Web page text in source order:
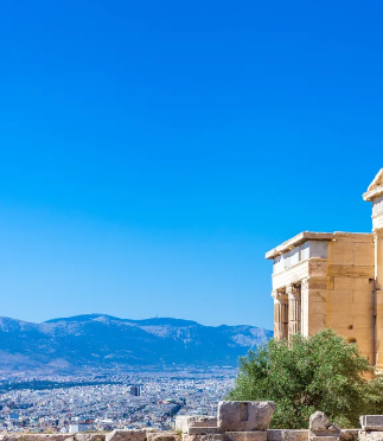
Mit dem Klick auf „geht klar” ermöglichen Sie
personalisierte Werbung und passende
« zurück
Ihre Cookie-Präferenzen verwalten
Wählen Sie, welche Cookies Sie auf check24.de
hier.
Notwendig